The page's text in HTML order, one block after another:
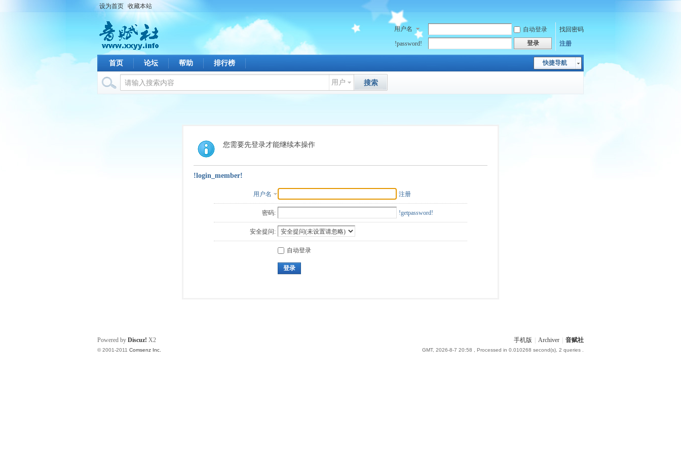
设为首页 收藏本站
用户名 自动登录
找回密码
!password!
登录 注册
快捷导航
首页 论坛 帮助 排行榜
用户 搜索
您需要先登录才能继续本操作
!login_member!
用户名 注册
密码: !getpassword!
安全提问:
自动登录
登录
手机版 Archiver 音赋社
GMT, 2026-8-7 20:58 , Processed in 0.010268 second(s), 2 queries .
Powered by Discuz! X2
© 2001-2011 Comsenz Inc.